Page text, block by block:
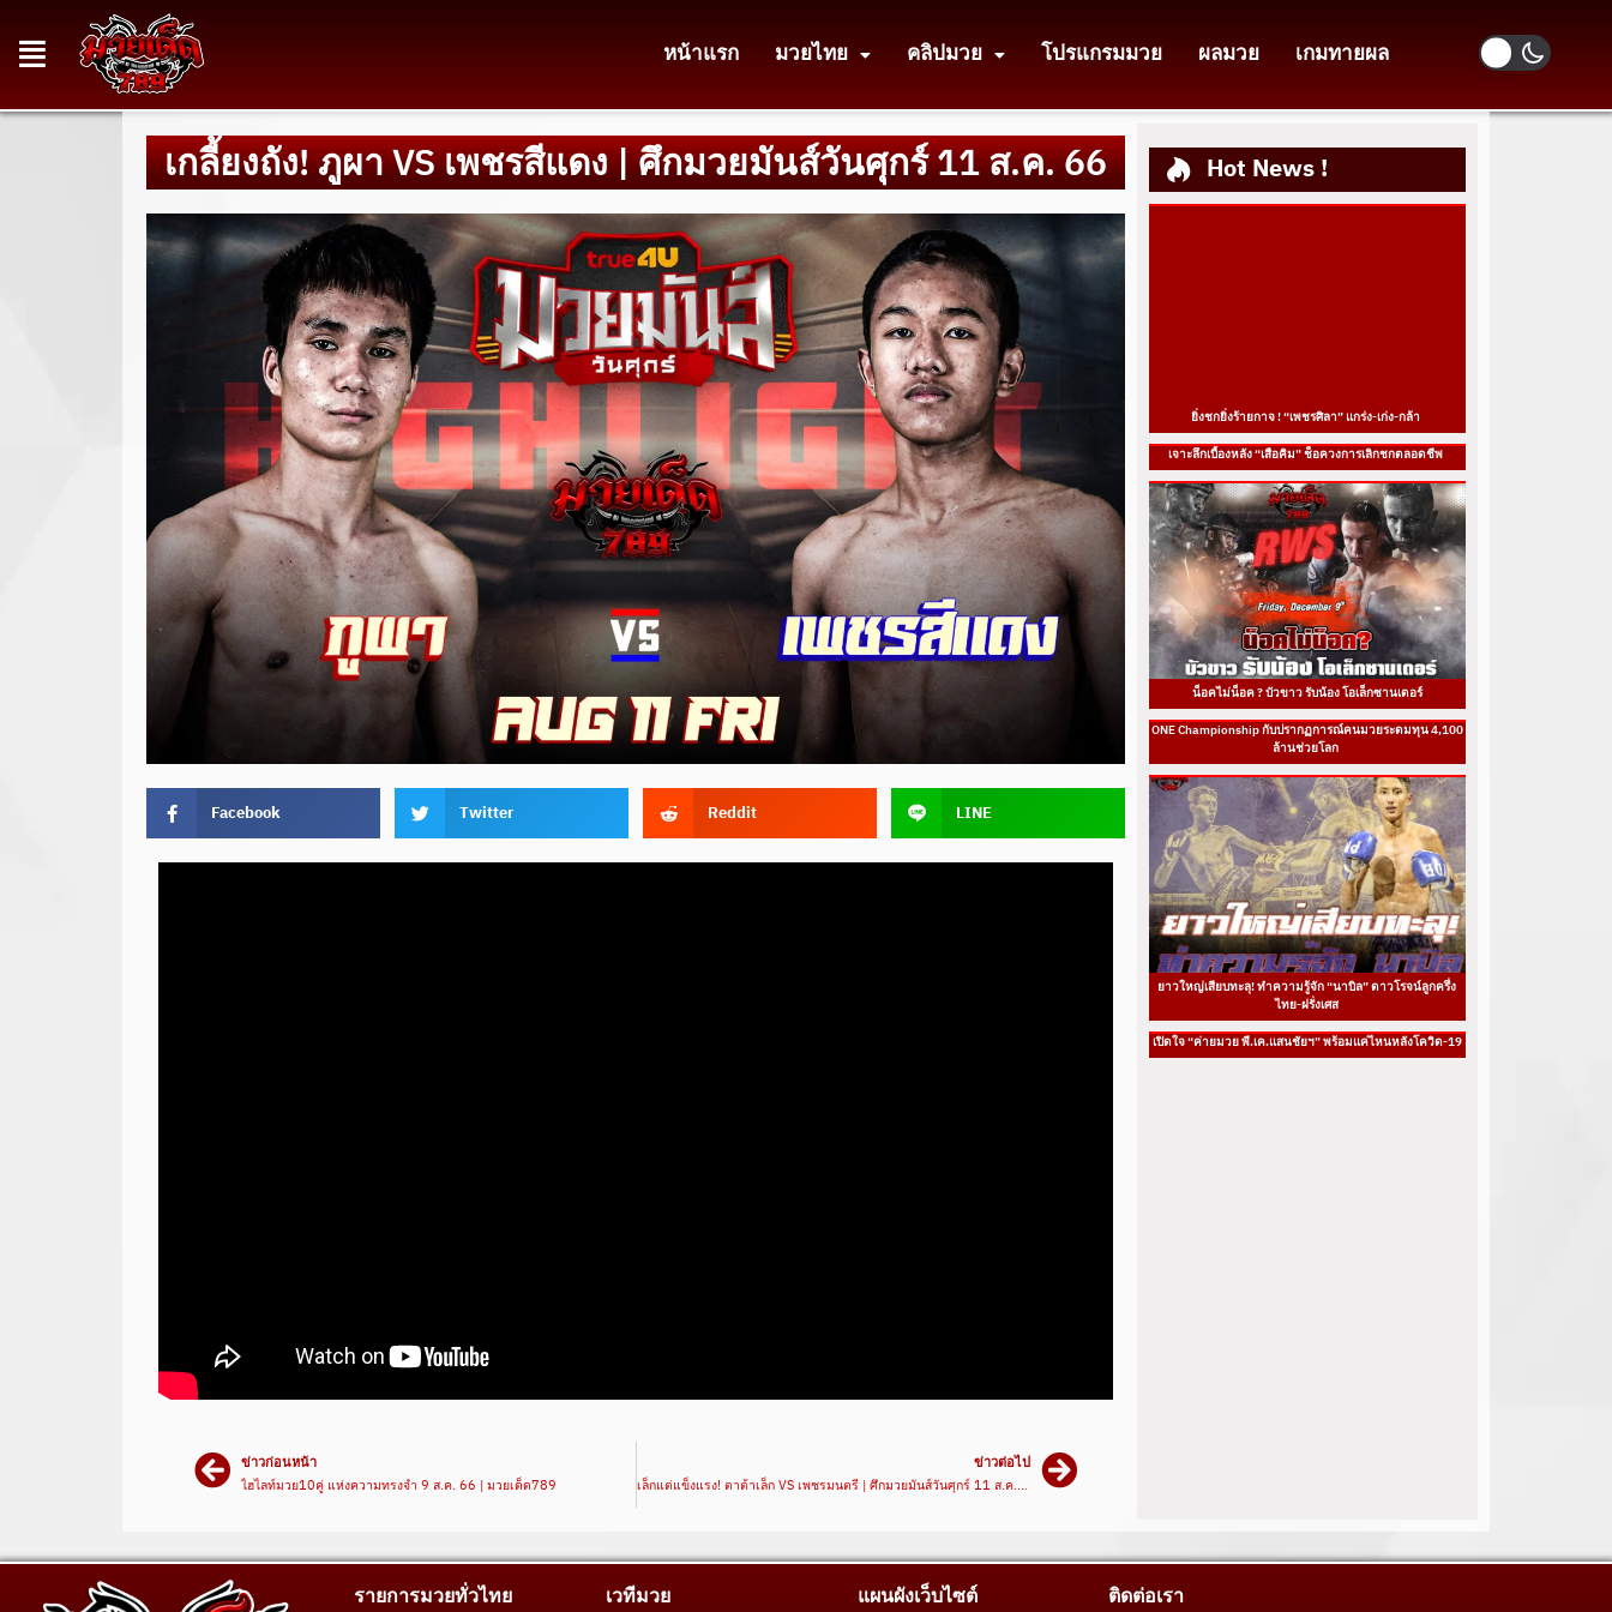
หน้าแรก มวยไทย คลิปมวย โปรแกรมมวย ผลมวย เกมทายผล
เกลี้ยงถัง! ภูผา VS เพชรสีแดง | ศึกมวยมันส์วันศุกร์ 11 ส.ค. 66
Facebook Twitter Reddit LINE
ข่าวก่อนหน้า
ไฮไลท์มวย10คู่ แห่งความทรงจำ 9 ส.ค. 66 | มวยเด็ด789
ข่าวต่อไป
เล็กแต่แข็งแรง! ตาต้าเล็ก VS เพชรมนตรี | ศึกมวยมันส์วันศุกร์ 11 ส.ค. 66
Hot News !
ยิ่งชกยิ่งร้ายกาจ ! “เพชรศิลา” แกร่ง-เก่ง-กล้า
เจาะลึกเบื้องหลัง “เสือคิม” ช็อควงการเลิกชกตลอดชีพ
น็อคไม่น็อค ? บัวขาว รับน้อง โอเล็กซานเดอร์
ONE Championship กับปรากฏการณ์คนมวยระดมทุน 4,100
ล้านช่วยโลก
ยาวใหญ่เสียบทะลุ! ทำความรู้จัก “นาบิล” ดาวโรจน์ลูกครึ่ง
ไทย-ฝรั่งเศส
เปิดใจ “ค่ายมวย พี.เค.แสนชัยฯ” พร้อมแค่ไหนหลังโควิด-19
รายการมวยทั่วไทย เวทีมวย แผนผังเว็บไซต์ ติดต่อเรา